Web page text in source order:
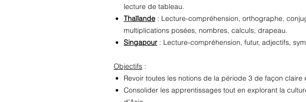
lecture de tableau.
Thaïlande : Lecture-compréhension, orthographe,
multiplications posées, nombres, calculs, drapeau.
Singapour : Lecture-compréhension, futur, adjectifs,
Objectifs :
Revoir toutes les notions de la période 3 de façon claire
Consolider les apprentissages tout en explorant la